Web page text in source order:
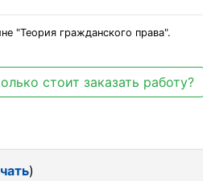
"Теория гражданского права".
стоит заказать работу?
)